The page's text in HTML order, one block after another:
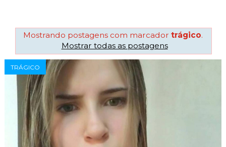
Mostrando postagens com marcador trágico.
Mostrar todas as postagens
TRÁGICO